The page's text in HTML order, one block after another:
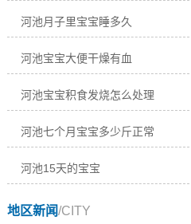
河池月子里宝宝睡多久
河池宝宝大便干燥有血
河池宝宝积食发烧怎么处理
河池七个月宝宝多少斤正常
河池15天的宝宝
地区新闻/CITY